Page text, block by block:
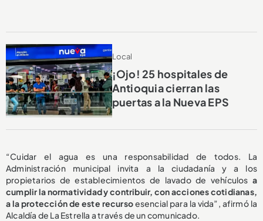
Local
¡Ojo! 25 hospitales de
Antioquia cierran las
puertas a la Nueva EPS
“Cuidar el agua es una responsabilidad de todos. La
Administración municipal invita a la ciudadanía y a los
propietarios de establecimientos de lavado de vehículos a
cumplir la normatividad y contribuir, con acciones cotidianas,
a la protección de este recursoesencial para la vida”, afirmó la
Alcaldía de La Estrella a través de un comunicado.